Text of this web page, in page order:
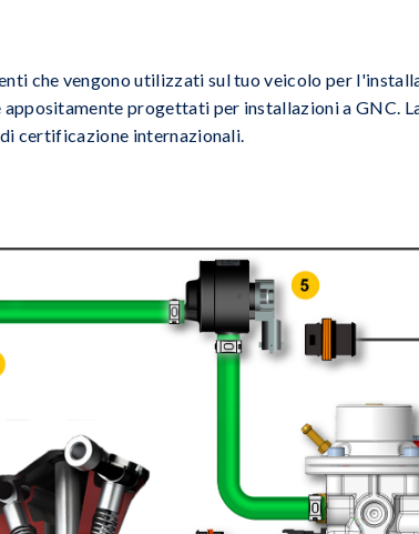
che vengono utilizzati sul tuo veicolo per
progettati per installazioni a GNC.
certificazione internazionali.